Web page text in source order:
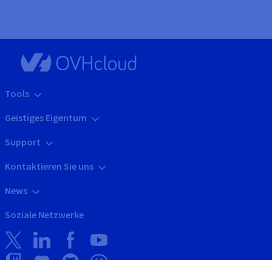
Tools
Geistiges Eigentum
Support
Kontaktieren Sie uns
News
Soziale Netzwerke